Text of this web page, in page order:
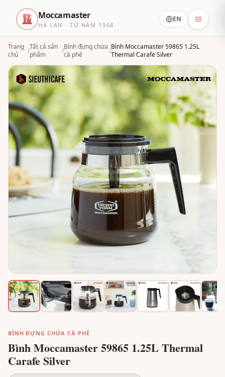
Moccamaster
HÀ LAN · TỪ NĂM 1968
EN
Trang
chủ
/Tất cả sản
phẩm
/Bình đựng chứa
cà phê
/Bình Moccamaster 59865 1.25L
Thermal Carafe Silver
BÌNH ĐỰNG CHỨA CÀ PHÊ
Bình Moccamaster 59865 1.25L Thermal
Carafe Silver